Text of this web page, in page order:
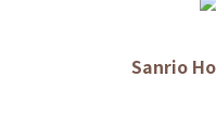
Sanrio